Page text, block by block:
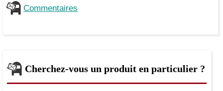
Commentaires
Cherchez-vous un produit en particulier ?